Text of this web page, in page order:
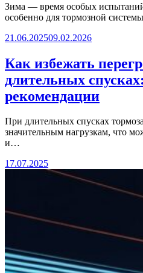
Зима — время особых
особенно для тормозной
21.06.202509.02.2026
Как избежать
длительных
рекомендации
При длительных спусках
значительным нагрузкам, что
и…
17.07.2025